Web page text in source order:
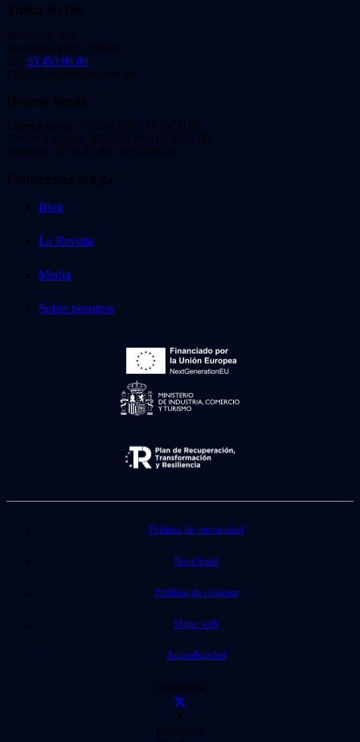
Video Instan
Viladomat, 239
Barcelona 08029. España.
Tel: 93 453 00 00
Email: info@videoinstan.net
Horario tienda
Lunes a jueves: 10:30-14:00 / 17:00-20:00
Viernes y sábado: 10:30-14:00 / 17:00-21:00
Domingo: 11:00-15:00 / 16:00-20:00
Conócenos mejor
Blog
La Revista
Media
Sobre nosotros
Política de privacidad
Nota legal
Política de cookies
Mapa web
Accesibilidad
Facebook
X
Instagram